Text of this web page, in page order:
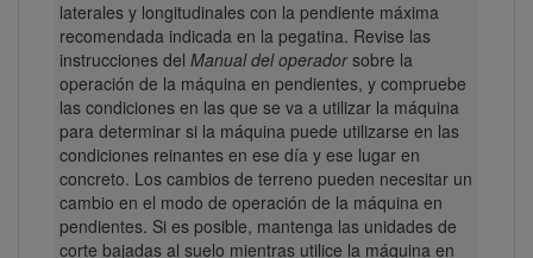
laterales y longitudinales con la pendiente máxima
recomendada indicada en la pegatina. Revise las
instrucciones del Manual del operadorsobre la
operación de la máquina en pendientes, y compruebe
las condiciones en las que se va a utilizar la máquina
para determinar si la máquina puede utilizarse en las
condiciones reinantes en ese día y ese lugar en
concreto. Los cambios de terreno pueden necesitar un
cambio en el modo de operación de la máquina en
pendientes. Si es posible, mantenga las unidades de
corte bajadas al suelo mientras utilice la máquina en